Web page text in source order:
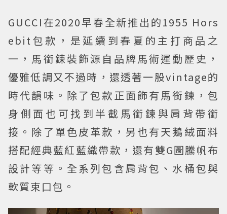
GUCCI在2020早春全新推出的1955 Hors
ebit包款，是延續到春夏的主打商品之
一，馬銜鍊裝飾源自品牌馬術運動歷史，
優雅低調又不過時，還透著一股vintage的
時代韻味。除了包款正面飾有馬銜鍊，包
身側面也可找到半截馬銜鍊與肩背帶銜
接。除了單色皮革款，另也有天鵝絨面料
搭配經典藍紅藍織帶款，還有雙G圖騰帆布
設計等等。全系列包含肩背包、水桶包與
軟質束口包。